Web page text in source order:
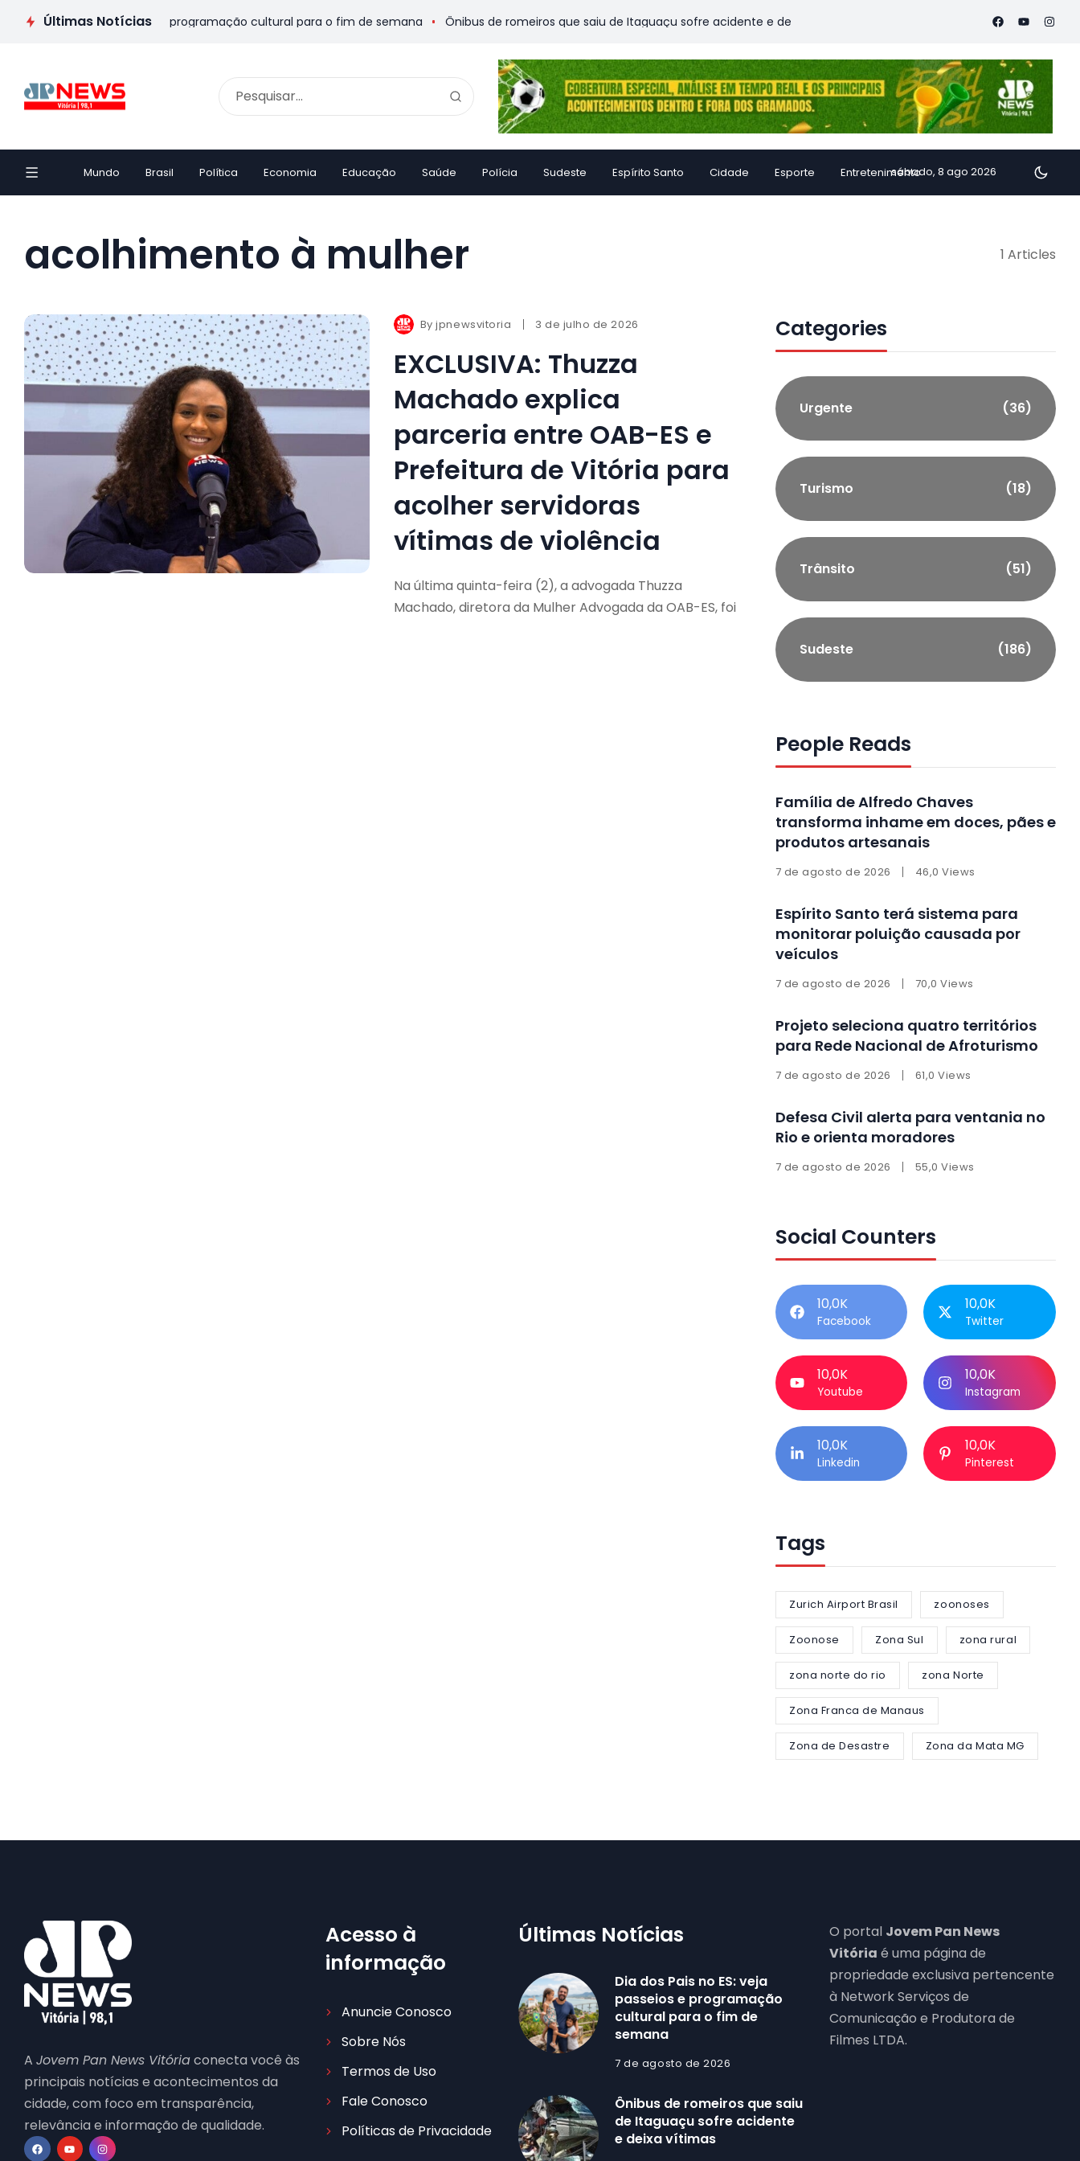
Últimas Notícias
no ES: veja passeios e programação cultural para o fim de semana Ônibus de romeiros que saiu de Itaguaçu sofre acidente e deixa vítimas Família de Alfredo Chaves transforma
Mundo Brasil Política Economia Educação Saúde Polícia Sudeste Espírito Santo Cidade Esporte Entretenimentosábado, 8 ago 2026
acolhimento à mulher 1 Articles
Byjpnewsvitoria 3 de julho de 2026
EXCLUSIVA: Thuzza
Machado explica
parceria entre OAB-ES e
Prefeitura de Vitória para
acolher servidoras
vítimas de violência
Na última quinta-feira (2), a advogada Thuzza
Machado, diretora da Mulher Advogada da OAB-ES, foi
Categories
Urgente (36)
Turismo (18)
Trânsito (51)
Sudeste (186)
People Reads
Família de Alfredo Chaves
transforma inhame em doces, pães e
produtos artesanais
7 de agosto de 2026 46,0 Views
Espírito Santo terá sistema para
monitorar poluição causada por
veículos
7 de agosto de 2026 70,0 Views
Projeto seleciona quatro territórios
para Rede Nacional de Afroturismo
7 de agosto de 2026 61,0 Views
Defesa Civil alerta para ventania no
Rio e orienta moradores
7 de agosto de 2026 55,0 Views
Social Counters
10,0K
Facebook
10,0K
Twitter
10,0K
Youtube
10,0K
Instagram
10,0K
Linkedin
10,0K
Pinterest
Tags
Zurich Airport Brasil zoonoses
Zoonose Zona Sul zona rural
zona norte do rio zona Norte
Zona Franca de Manaus
Zona de Desastre Zona da Mata MG
A Jovem Pan News Vitóriaconecta você às
principais notícias e acontecimentos da
cidade, com foco em transparência,
relevância e informação de qualidade.
Acesso à
informação
Anuncie Conosco
Sobre Nós
Termos de Uso
Fale Conosco
Políticas de Privacidade
Últimas Notícias
Dia dos Pais no ES: veja
passeios e programação
cultural para o fim de
semana
7 de agosto de 2026
Ônibus de romeiros que saiu
de Itaguaçu sofre acidente
e deixa vítimas
O portal Jovem Pan News
Vitória é uma página de
propriedade exclusiva pertencente
à Network Serviços de
Comunicação e Produtora de
Filmes LTDA.